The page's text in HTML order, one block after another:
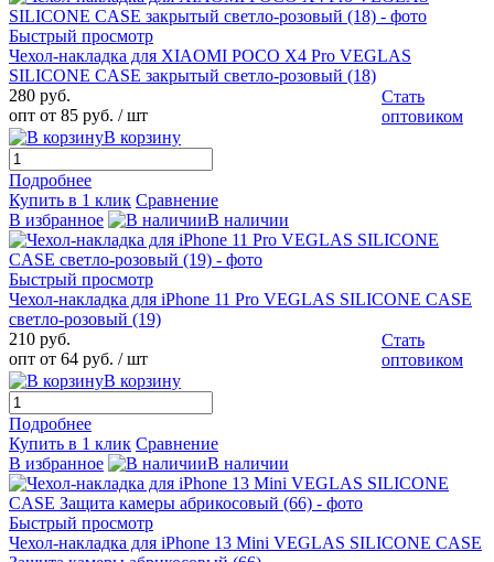
Быстрый просмотр
Чехол-накладка для XIAOMI POCO X4 Pro VEGLAS
SILICONE CASE закрытый светло-розовый (18)
280 руб.
опт от 85 руб. / шт
Стать
оптовиком
В корзину
Подробнее
Купить в 1 клик Сравнение
В избранное
В наличии
Быстрый просмотр
Чехол-накладка для iPhone 11 Pro VEGLAS SILICONE CASE
светло-розовый (19)
210 руб.
опт от 64 руб. / шт
Стать
оптовиком
В корзину
Подробнее
Купить в 1 клик Сравнение
В избранное
В наличии
Быстрый просмотр
Чехол-накладка для iPhone 13 Mini VEGLAS SILICONE CASE